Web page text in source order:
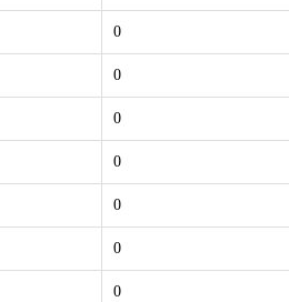
0
0
0
0
0
0
0